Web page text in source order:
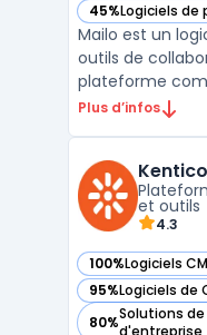
45%Logiciels de
— voir Mailo
Mailo est un
outils de
plateforme
emails, des
une solution
la vie privée p ...
Plus d’infos
Kentico
et outils
4.3
100%Logiciels
— voir Kentico
95%Logiciels de
— voir Kentico
80%Solutions
d'entreprise
— voir Kentico